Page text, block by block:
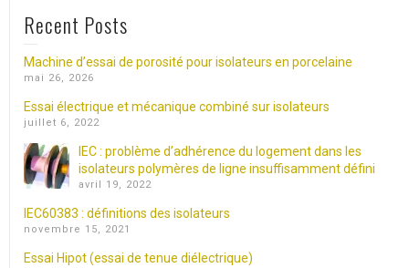
Recent Posts
Machine d’essai de porosité pour isolateurs en porcelaine
mai 26, 2026
Essai électrique et mécanique combiné sur isolateurs
juillet 6, 2022
IEC : problème d’adhérence du logement dans les
isolateurs polymères de ligne insuffisamment défini
avril 19, 2022
IEC60383 : définitions des isolateurs
novembre 15, 2021
Essai Hipot (essai de tenue diélectrique)